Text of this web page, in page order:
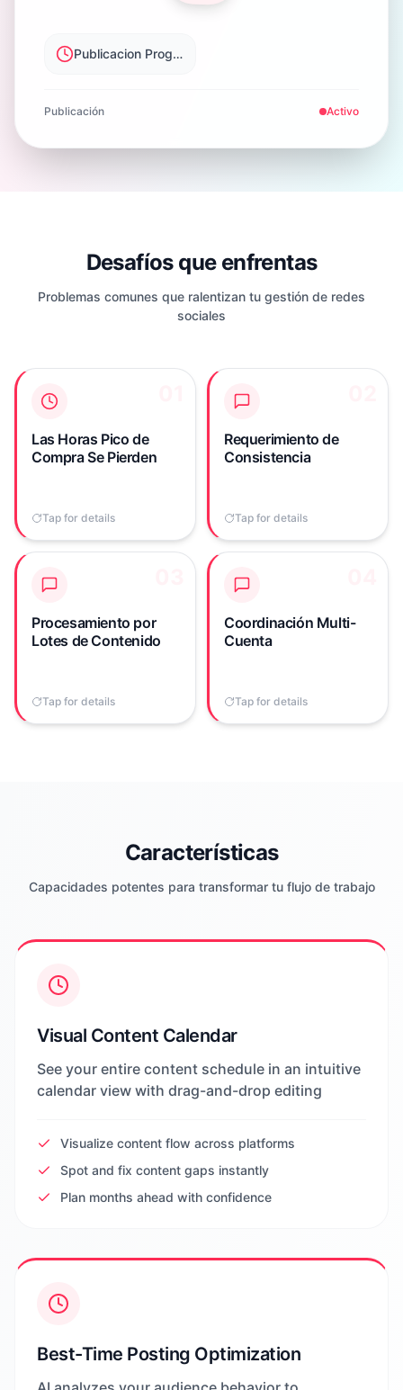
Publicacion Programada
Publicación Activo
Desafíos que enfrentas
Problemas comunes que ralentizan tu gestión de redes
sociales
Las Horas Pico de
Compra Se Pierden
Tap for details
01
El tráfico de compras de
TikTok Shop alcanza su
pico en horas
específicas, pero
publicar manualmente
todas las cuentas es
insostenible.
Tap to flip back
Requerimiento de
Consistencia
Tap for details
02El algoritmo de TikTok
publicadores
consistentes, pero
mantener manualmente
consume tiempo.
Tap to flip back
Procesamiento por
Lotes de Contenido
Tap for details
03
videos con compras por
lotes, pero espaciar
manualmente su
atención constante.
Tap to flip back
Coordinación Multi-
Cuenta
Tap for details
04Coordinar cuándo se
TikTok Shop Official,
TikTok Shop Marketing y
TikTok Affiliate Creator
conflictos y huecos.
Tap to flip back
Características
Capacidades potentes para transformar tu flujo de trabajo
Visual Content Calendar
See your entire content schedule in an intuitive
calendar view with drag-and-drop editing
Visualize content flow across platforms
Spot and fix content gaps instantly
Plan months ahead with confidence
Best-Time Posting Optimization